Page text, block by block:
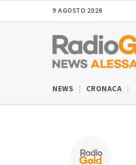
9 AGOSTO 2026
NEWS CRONACA